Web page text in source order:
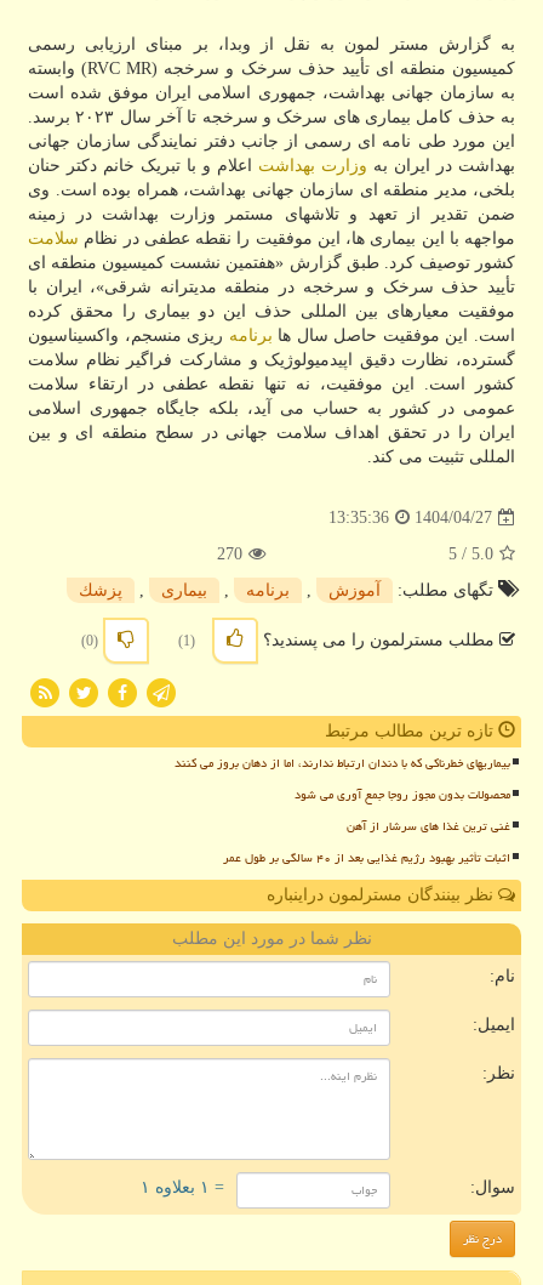
به گزارش مستر لمون به نقل از وبدا، بر مبنای ارزیابی رسمی
کمیسیون منطقه ای تأیید حذف سرخک و سرخجه (RVC MR) وابسته
به سازمان جهانی بهداشت، جمهوری اسلامی ایران موفق شده است
به حذف کامل بیماری های سرخک و سرخجه تا آخر سال ۲۰۲۳ برسد.
این مورد طی نامه ای رسمی از جانب دفتر نمایندگی سازمان جهانی
بهداشت در ایران به وزارت بهداشت اعلام و با تبریک خانم دکتر حنان
بلخی، مدیر منطقه ای سازمان جهانی بهداشت، همراه بوده است. وی
ضمن تقدیر از تعهد و تلاشهای مستمر وزارت بهداشت در زمینه
مواجهه با این بیماری ها، این موفقیت را نقطه عطفی در نظام سلامت
کشور توصیف کرد. طبق گزارش «هفتمین نشست کمیسیون منطقه ای
تأیید حذف سرخک و سرخجه در منطقه مدیترانه شرقی»، ایران با
موفقیت معیارهای بین المللی حذف این دو بیماری را محقق کرده
است. این موفقیت حاصل سال ها برنامه ریزی منسجم، واکسیناسیون
گسترده، نظارت دقیق اپیدمیولوژیک و مشارکت فراگیر نظام سلامت
کشور است. این موفقیت، نه تنها نقطه عطفی در ارتقاء سلامت
عمومی در کشور به حساب می آید، بلکه جایگاه جمهوری اسلامی
ایران را در تحقق اهداف سلامت جهانی در سطح منطقه ای و بین
المللی تثبیت می کند.
1404/04/27
13:35:36
5.0
/ 5
270
تگهای مطلب:
آموزش , برنامه , بیماری , پزشك
مطلب مسترلمون را می پسندید؟ (1)
(0)
تازه ترین مطالب مرتبط
بیماریهای خطرناکی که با دندان ارتباط ندارند، اما از دهان بروز می کنند
محصولات بدون مجوز روجا جمع آوری می شود
غنی ترین غذا های سرشار از آهن
اثبات تأثیر بهبود رژیم غذایی بعد از ۴۰ سالگی بر طول عمر
نظر بینندگان مسترلمون دراینباره
نظر شما در مورد این مطلب
نام:
ایمیل:
نظر:
سوال: = ۱ بعلاوه ۱